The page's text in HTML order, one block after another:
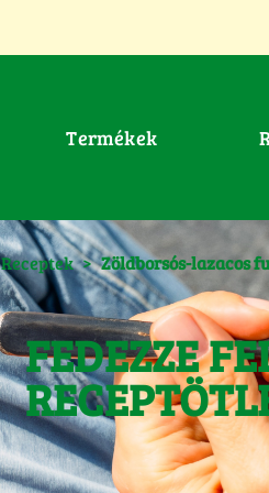
Termékek
Receptek > Zöldborsós-lazacos
FEDEZZE